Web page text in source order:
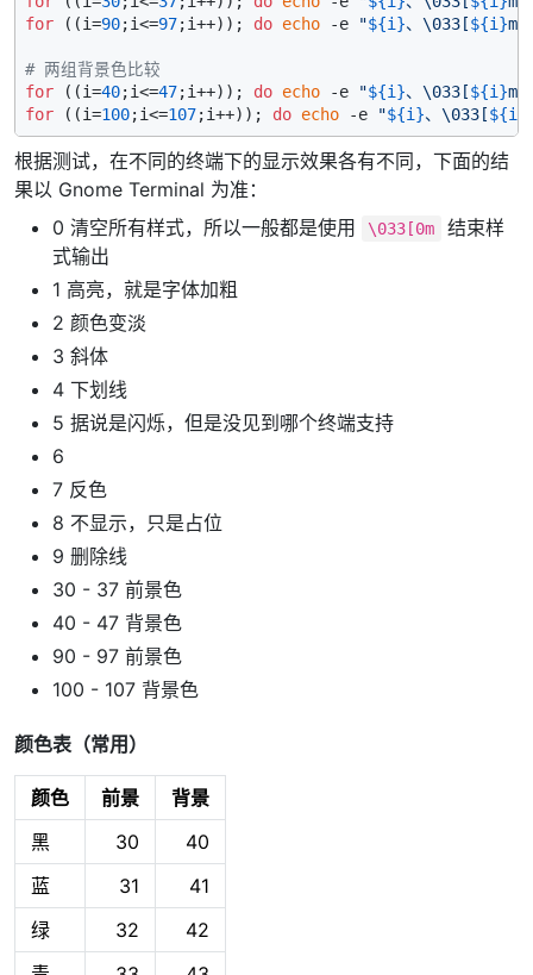
for ((i=90;i<=97;i++)); do echo -e "${i}、\033[${i}m
# 两组背景色比较
for ((i=40;i<=47;i++)); do echo -e "${i}、\033[${i}m
for ((i=100;i<=107;i++)); do echo -e "${i}、\033[${i}
根据测试，在不同的终端下的显示效果各有不同，下面的结
果以 Gnome Terminal 为准：
0 清空所有样式，所以一般都是使用
\033[0m
结束样
式输出
1 高亮，就是字体加粗
2 颜色变淡
3 斜体
4 下划线
5 据说是闪烁，但是没见到哪个终端支持
6
7 反色
8 不显示，只是占位
9 删除线
30 - 37 前景色
40 - 47 背景色
90 - 97 前景色
100 - 107 背景色
颜色表（常用）
颜色 前景
背景
黑
30
40
蓝
31
41
绿
32
42